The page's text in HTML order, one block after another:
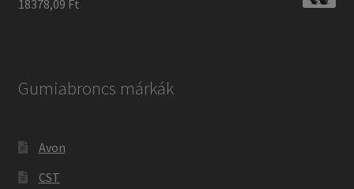
18378,09 Ft
Gumiabroncs márkák
Avon
CST